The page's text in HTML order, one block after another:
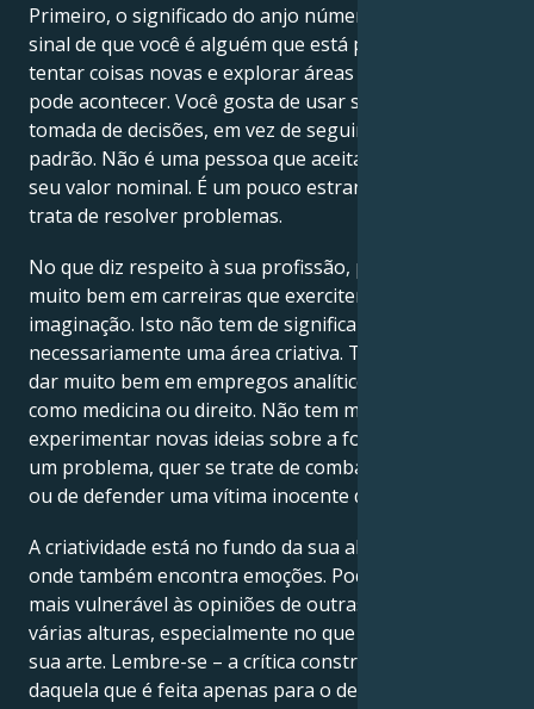
Primeiro, o significado do anjo número 1515 é um
sinal de que você é alguém que está pronto para
tentar coisas novas e explorar áreas onde a mudança
pode acontecer. Você gosta de usar sua intuição na
tomada de decisões, em vez de seguir procedimentos
padrão. Não é uma pessoa que aceita as coisas pelo
seu valor nominal. É um pouco estranho quando se
trata de resolver problemas.
No que diz respeito à sua profissão, pode dar-se
muito bem em carreiras que exercitem a sua
imaginação. Isto não tem de significar
necessariamente uma área criativa. Também se pode
dar muito bem em empregos analíticos e abafados,
como medicina ou direito. Não tem medo de
experimentar novas ideias sobre a forma de resolver
um problema, quer se trate de combater uma doença
ou de defender uma vítima inocente de uma injustiça.
A criatividade está no fundo da sua alma, um lugar
onde também encontra emoções. Pode sentir-se
mais vulnerável às opiniões de outras pessoas em
várias alturas, especialmente no que diz respeito à
sua arte. Lembre-se – a crítica construtiva é diferente
daquela que é feita apenas para o deitar abaixo. O